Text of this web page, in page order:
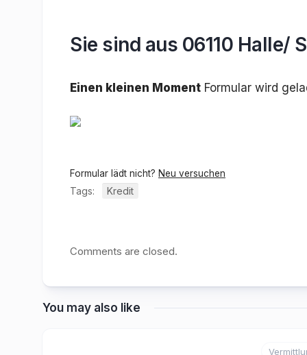
Sie sind aus 06110 Halle/
Einen kleinen Moment Formular wird
Formular lädt nicht? Neu versuchen
Tags: Kredit
Comments are closed.
You may also like